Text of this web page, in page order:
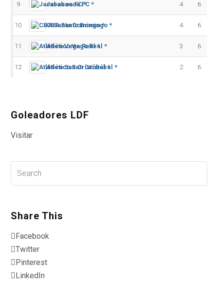
9 Jarabacoa FC * 4 6
10 CBA Santo Domingo * 4 6
11 Atlético Vega Real * 3 6
12 Atlético San Cristóbal * 2 6
Goleadores LDF
Visitar
Share This
Facebook
Twitter
Pinterest
LinkedIn